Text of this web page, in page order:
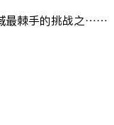
最棘手的挑战之……